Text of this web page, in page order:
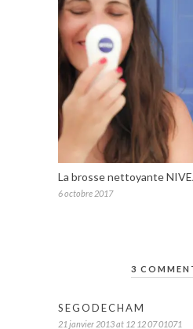
La brosse nettoyante
6 octobre 2017
3
SEGODECHAM
21 janvier 2013 at 12 12 07 01071